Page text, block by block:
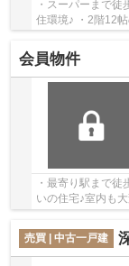
・スーパーまで
住環境♪ ・2階12
洗面所にはサウナ
会員物件
・最寄り駅まで
いの住宅♪室内も
グストア、コンビ
売買 | 中古一戸建